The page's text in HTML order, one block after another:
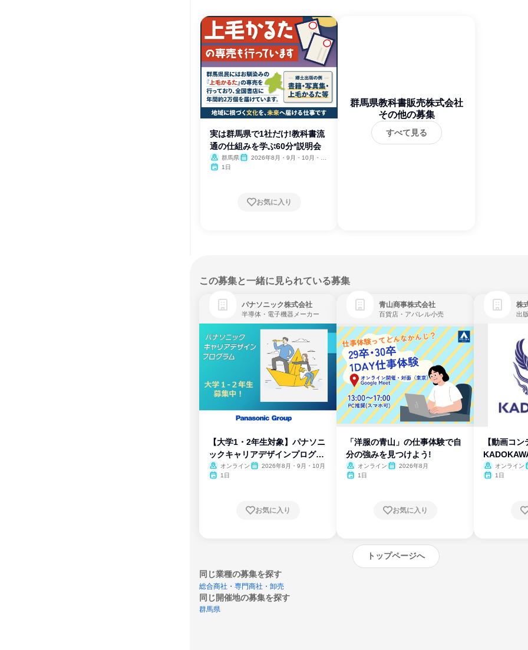
実は群馬県で1社だけ!教科書流
通の仕組みを学ぶ60分*説明会
群馬県
2026年8月・9月・10月・11
1日
お気に入り
群馬県教科書販売株式会社
その他の募集
すべて見る
この募集と一緒に見られている募集
パナソニック株式会社
半導体・電子機器メーカー
【大学1・2年生対象】パナソニ
ックキャリアデザインプログラ
ム
オンライン
2026年8月・9月・10月
1日
お気に入り
青山商事株式会社
百貨店・アパレル小売
「洋服の青山」の仕事体験で自
分の強みを見つけよう!
オンライン
2026年8月
1日
お気に入り
株
出
【動画コン
オンライン
1日
トップページへ
同じ業種の募集を探す
総合商社・専門商社・卸売
同じ開催地の募集を探す
群馬県